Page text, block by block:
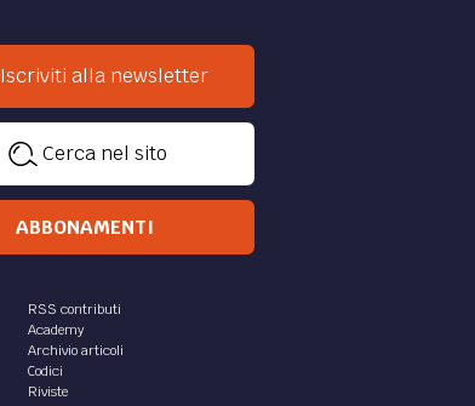
Iscriviti alla newsletter
Cerca nel sito
ABBONAMENTI
RSS contributi
Academy
Archivio articoli
Codici
Riviste